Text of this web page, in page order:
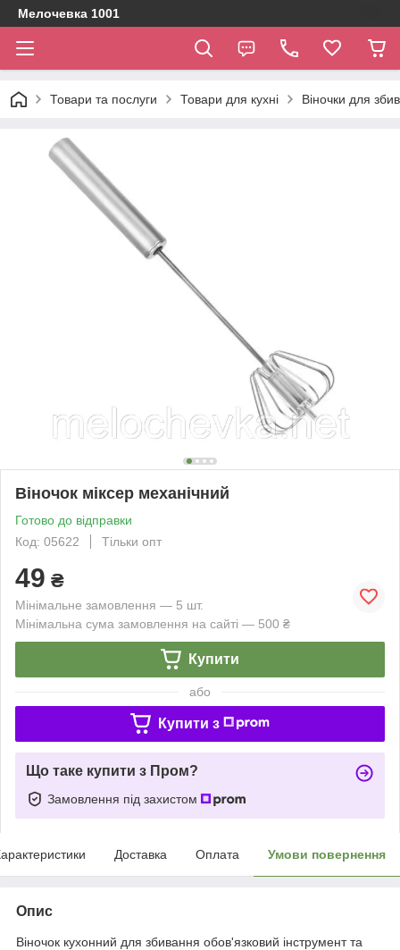
Мелочевка 1001
Товари та послуги Товари для кухні Віночки для
Віночок міксер механічний
Готово до відправки
Код: 05622
Тільки опт
49 ₴
Мінімальне замовлення — 5 шт.
Мінімальна сума замовлення на сайті — 500 ₴
Купити
або
Купити з
Що таке купити з Пром?
Замовлення під захистом
Доставка Оплата Умови повернення
Опис
Віночок кухонний для збивання обов'язковий інструмент та